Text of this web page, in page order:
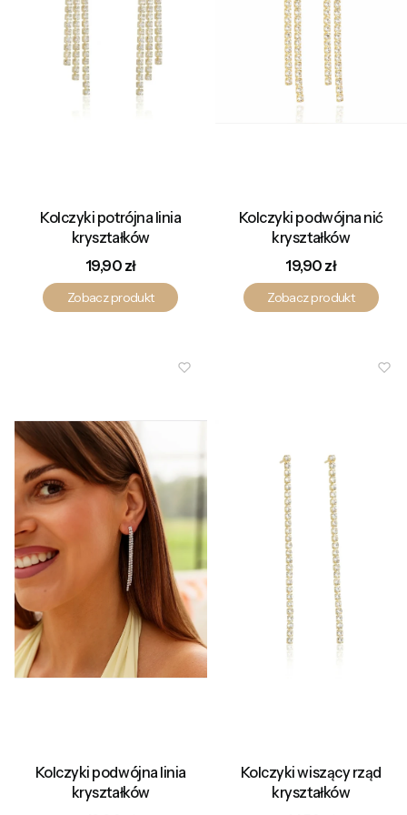
Kolczyki potrójna linia
kryształków
Cena
19,90 zł
Zobacz produkt
Kolczyki podwójna nić
kryształków
Cena
19,90 zł
Zobacz produkt
Kolczyki podwójna linia
kryształków
Kolczyki wiszący rząd
kryształków